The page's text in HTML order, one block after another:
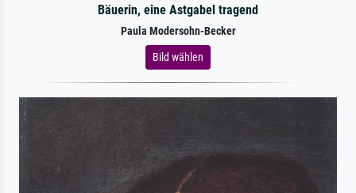
Bäuerin, eine Astgabel tragend
Paula Modersohn-Becker
Bild wählen